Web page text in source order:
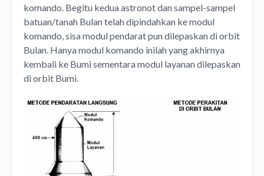
komando. Begitu kedua astronot dan sampel-sampel
batuan/tanah Bulan telah dipindahkan ke modul
komando, sisa modul pendarat pun dilepaskan di orbit
Bulan. Hanya modul komando inilah yang akhirnya
kembali ke Bumi sementara modul layanan dilepaskan
di orbit Bumi.